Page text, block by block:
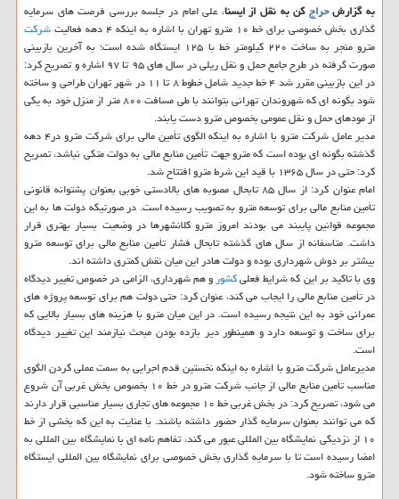
به گزارشحراجكن به نقل از ایسنا، علی امام در جلسه بررسی فرصت های سرمایه
گذاری بخش خصوصی برای خط ۱۰ مترو تهران با اشاره به اینكه ۴ دهه فعالیت
شركت
مترو منجر به ساخت ۲۲۰ كیلومتر خط با ۱۲۵ ایستگاه شده است؛ به آخرین بازبینی
صورت گرفته در طرح جامع حمل و نقل ریلی در سال های ۹۵ تا ۹۷ اشاره و تصریح كرد:
در این بازبینی مقرر شد ۴ خط جدید شامل خطوط ۸ تا ۱۱ در شهر تهران طراحی و ساخته
شود بگونه ای كه شهروندان تهرانی بتوانند با طی مسافت ۸۰۰ متر از منزل خود به یكی
از مودهای حمل و نقل عمومی بخصوص مترو دست یابند.
مدیر عامل شركت مترو با اشاره به اینكه الگوی تأمین مالی برای شركت مترو در۴ دهه
گذشته بگونه ای بوده است كه مترو جهت تأمین منابع مالی به دولت متكی نباشد، تصریح
كرد: حتی در سال ۱۳۶۵ با قید این شرط مترو افتتاح شد.
امام عنوان كرد: از سال ۸۵ تابحال مصوبه های بالادستی خوبی بعنوان پشتوانه قانونی
تأمین منابع مالی برای توسعه مترو به تصویب رسیده است. در صورتیكه دولت ها به این
مجموعه قوانین پایبند می بودند امروز مترو كلانشهرها در وضعیت بسیار بهتری قرار
داشت. متاسفانه از سال های گذشته تابحال فشار تأمین منابع مالی برای توسعه مترو
بیشتر بر دوش شهرداری بوده و دولت هادر این میان نقش كمتری داشته اند.
وی با تاكید بر این كه شرایط فعلیكشورو هم شهرداری، الزامی در خصوص تغییر دیدگاه
در تأمین منابع مالی را ایجاب می كند، عنوان كرد: حتی دولت هم برای توسعه پروژه های
عمرانی خود به این نتیجه رسیده است. در این میان مترو با هزینه های بسیار بالایی كه
برای ساخت و توسعه دارد و همینطور دیر بازده بودن مبحث نیازمند این تغییر دیدگاه
است.
مدیرعامل شركت مترو با اشاره به اینكه نخستین قدم اجرایی به سمت عملی كردن الگوی
مناسب تأمین منابع مالی از جانب شركت مترو در خط ۱۰ بخصوص بخش غربی آن شروع
می شود، تصریح كرد: در بخش غربی خط ۱۰ مجموعه های تجاری بسیار مناسبی قرار دارند
كه می توانند بعنوان سرمایه گذار حضور داشته باشند. با عنایت به این كه بخشی از خط
۱۰ از نزدیكی نمایشگاه بین المللی عبور می كند، تفاهم نامه ای با نمایشگاه بین المللی به
امضا رسیده است تا با سرمایه گذاری بخش خصوصی برای نمایشگاه بین المللی ایستگاه
مترو ساخته شود.